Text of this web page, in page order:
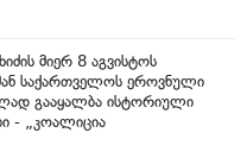
მიერ 8 აგვისტოს
საქართველოს ეროვნული
გააყალბა ისტორიული
- „კოალიცია